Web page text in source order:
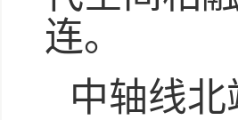
连。
中轴线